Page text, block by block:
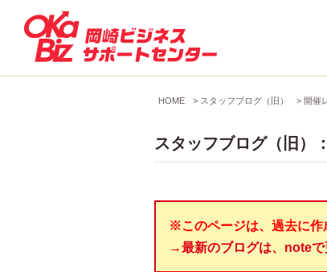
HOME > スタッフブログ（旧） > 開催
スタッフブログ（旧）
※このページは、過去に作
→最新のブログは、noteで